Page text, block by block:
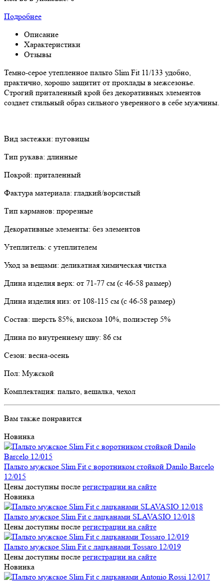
Подробнее
Описание
Характеристики
Отзывы
Темно-серое утепленное пальто Slim Fit 11/133 удобно,
практично, хорошо защитит от прохлады в межсезонье.
Строгий приталенный крой без декоративных элементов
создает стильный образ сильного уверенного в себе мужчины.
Вид застежки: пуговицы
Тип рукава: длинные
Покрой: приталенный
Фактура материала: гладкий/ворсистый
Тип карманов: прорезные
Декоративные элементы: без элементов
Утеплитель: с утеплителем
Уход за вещами: деликатная химическая чистка
Длина изделия верх: от 71-77 см (с 46-58 размер)
Длина изделия низ: от 108-115 см (с 46-58 размер)
Состав: шерсть 85%, вискоза 10%, полиэстер 5%
Длина по внутреннему шву: 86 см
Сезон: весна-осень
Пол: Мужской
Комплектация: пальто, вешалка, чехол
Вам также понравится
Новинка
Пальто мужское Slim Fit с воротником стойкой Danilo Barcelo
12/015
Цены доступны после регистрации на сайте
Новинка
Пальто мужское Slim Fit с лацканами SLAVASIO 12/018
Цены доступны после регистрации на сайте
Пальто мужское Slim Fit с лацканами Tossaro 12/019
Цены доступны после регистрации на сайте
Новинка